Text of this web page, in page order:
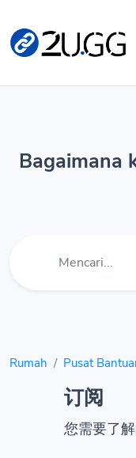
Bagaimana
Rumah Pusat
订阅
您需要了